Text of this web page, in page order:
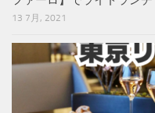
13 7月, 2021